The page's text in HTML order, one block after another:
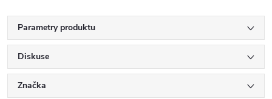
Parametry produktu
Diskuse
Značka